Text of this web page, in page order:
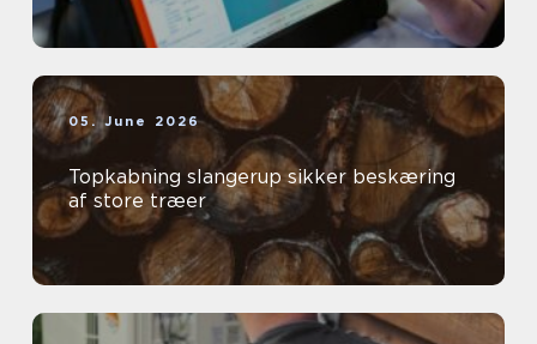
05. June 2026
Topkabning slangerup sikker beskæring
af store træer